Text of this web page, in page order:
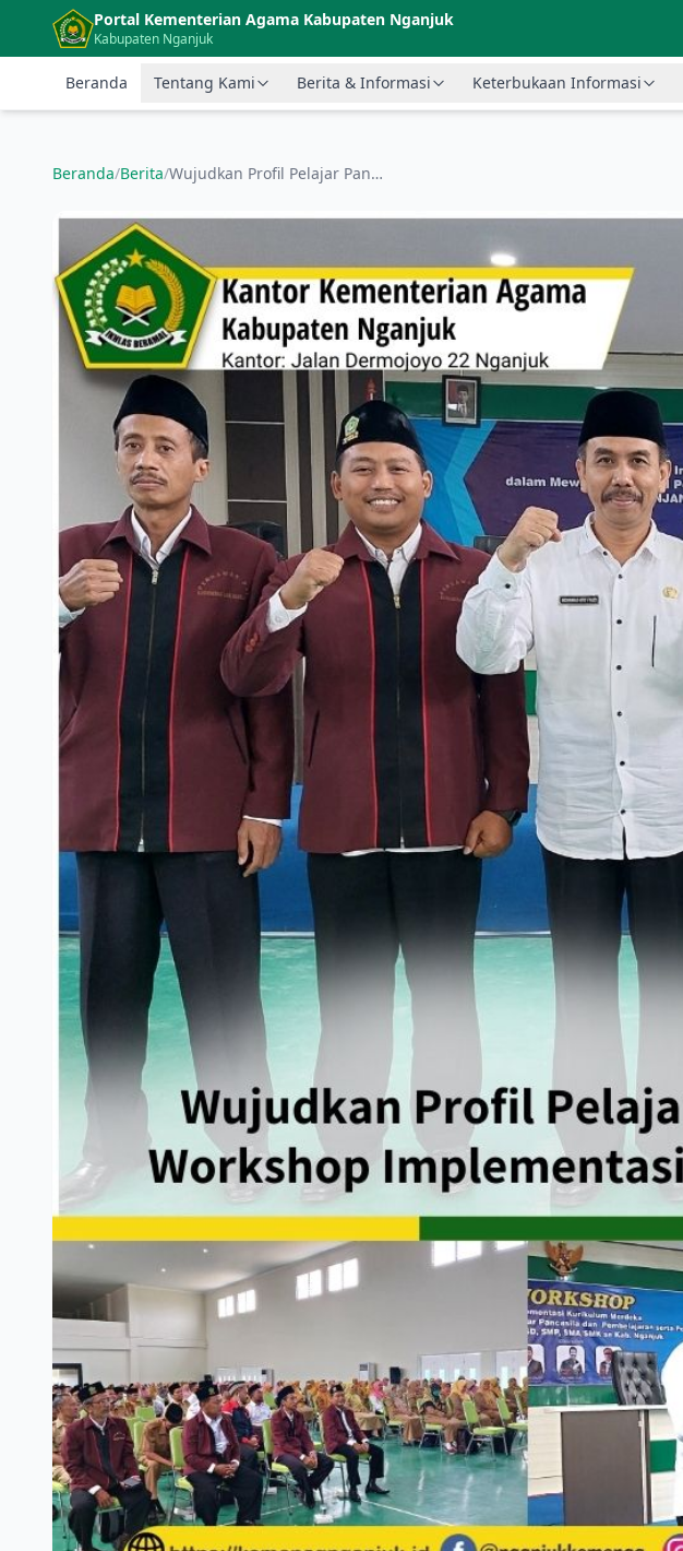
Langsung ke konten utama
Portal Kementerian Agama Kabupaten Nganjuk
Kabupaten Nganjuk
Beranda Tentang Kami Berita & Informasi Keterbukaan Informasi
Beranda/Berita/ Wujudkan Profil Pelajar Pancasila, Guru PAI Gelar Workshop Implementasi Kurikulum Merdeka Belajar